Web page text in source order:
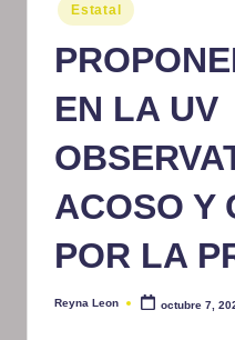
m
at
iv
o
Publicado
en
Estatal
EN LA UV
ACOSO Y
POR LA
Publicado
Reyna Leon octubre 7,